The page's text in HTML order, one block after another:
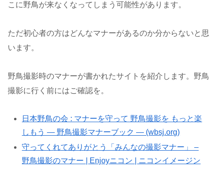
こに野鳥が来なくなってしまう可能性があります。
ただ初心者の方はどんなマナーがあるのか分からないと思
います。
野鳥撮影時のマナーが書かれたサイトを紹介します。野鳥
撮影に行く前にはご確認を。
日本野鳥の会 : マナーを守って 野鳥撮影を もっと楽
しもう — 野鳥撮影マナーブック — (wbsj.org)
守ってくれてありがとう「みんなの撮影マナー」 –
野鳥撮影のマナー | Enjoyニコン | ニコンイメージン